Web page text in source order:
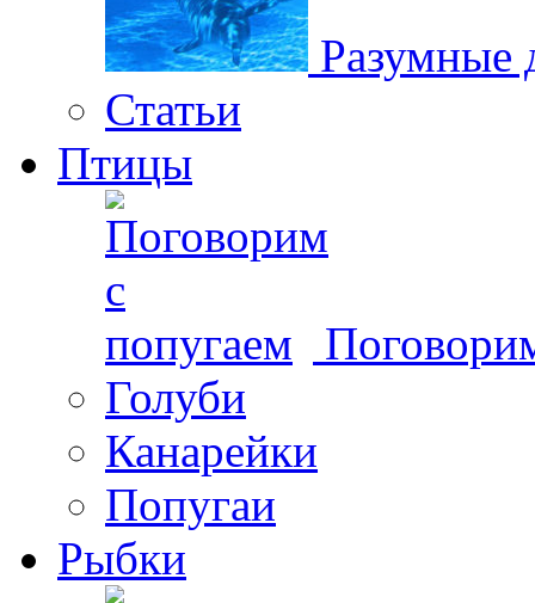
Разумные
Статьи
Птицы
Голуби
Канарейки
Попугаи
Рыбки